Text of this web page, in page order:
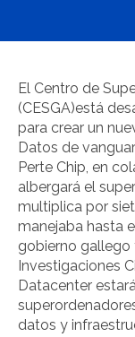
El Centro de
(CESGA)está
para crear un
Datos de
Perte Chip, en
albergará el
multiplica por
manejaba hasta
gobierno gallego
Investigaciones
Datacenter
datos y